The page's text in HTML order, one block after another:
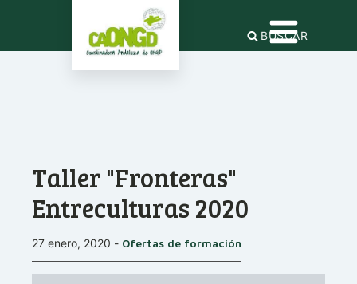
BUSCAR
Taller "Fronteras"
Entreculturas 2020
27 enero, 2020 - Ofertas de formación